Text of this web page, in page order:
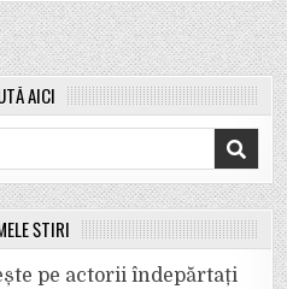
AICI
ȘTIRI
pe actorii îndepărtați